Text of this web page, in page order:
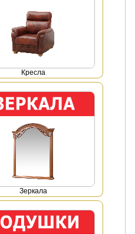
Кресла
Зеркала